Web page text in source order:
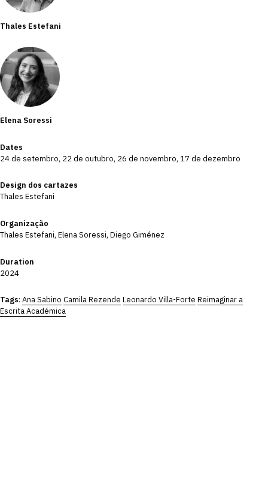
Thales Estefani
Elena Soressi
Dates
24 de setembro, 22 de outubro, 26 de novembro, 17 de dezembro
Design dos cartazes
Thales Estefani
Organização
Thales Estefani, Elena Soressi, Diego Giménez
Duration
2024
Tags: Ana Sabino Camila Rezende Leonardo Villa-Forte Reimaginar a
Escrita Académica